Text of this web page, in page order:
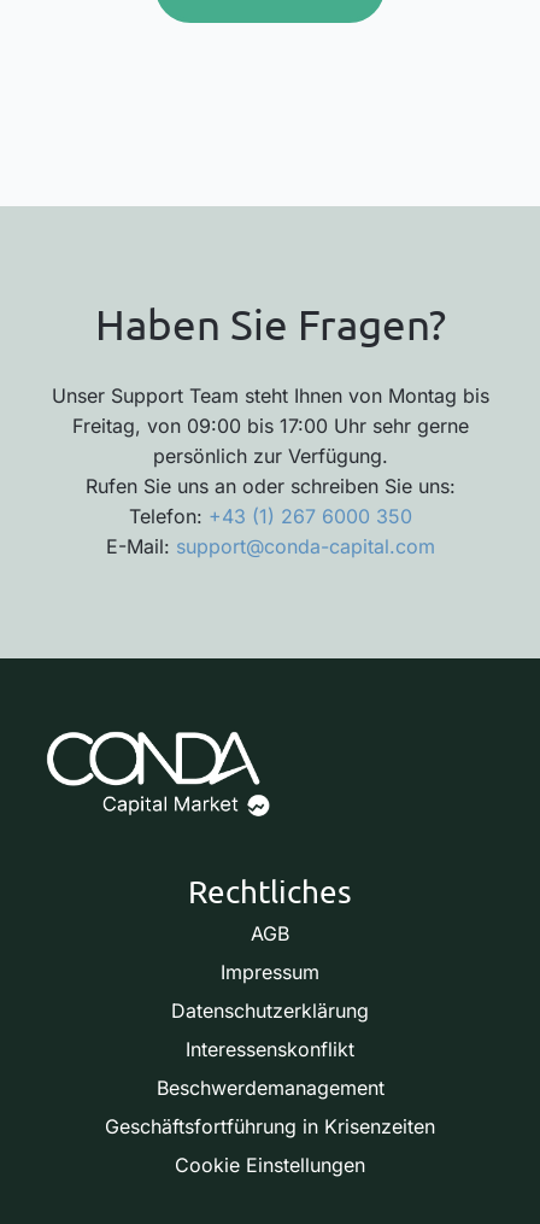
Haben Sie Fragen?
Unser Support Team steht Ihnen von Montag bis
Freitag, von 09:00 bis 17:00 Uhr sehr gerne
persönlich zur Verfügung.
Rufen Sie uns an oder schreiben Sie uns:
Telefon: +43 (1) 267 6000 350
E-Mail: support@conda-capital.com
Rechtliches
AGB
Impressum
Datenschutzerklärung
Interessenskonflikt
Beschwerdemanagement
Geschäftsfortführung in Krisenzeiten
Cookie Einstellungen